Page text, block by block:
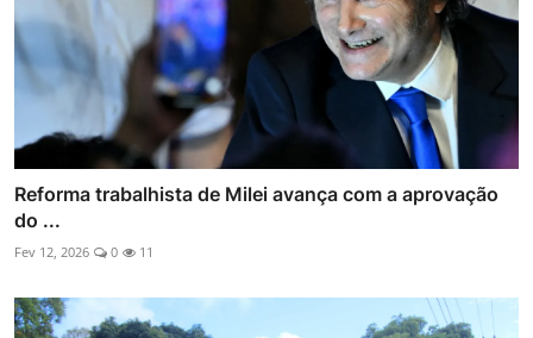
Reforma trabalhista de Milei avança com a aprovação
do ...
Fev 12, 2026 0 11